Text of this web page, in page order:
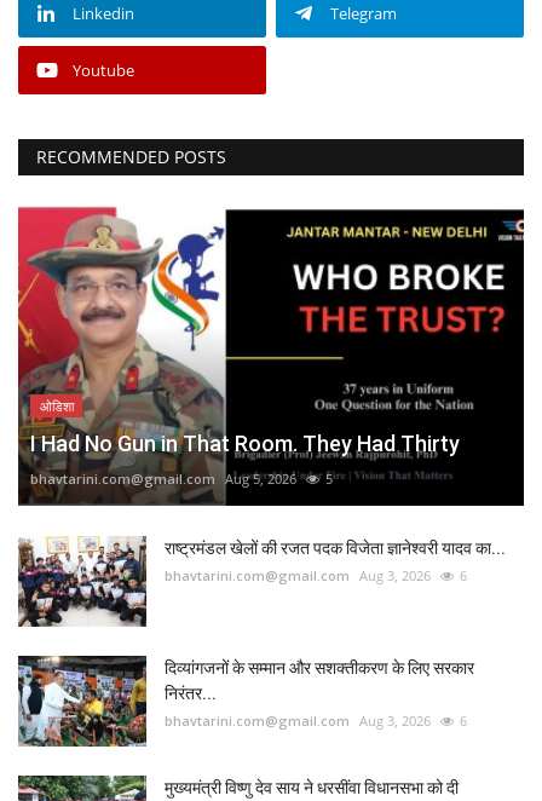
Linkedin Telegram
Youtube
RECOMMENDED POSTS
ओडिशा
I Had No Gun in That Room. They Had Thirty
bhavtarini.com@gmail.com Aug 5, 2026 5
राष्ट्रमंडल खेलों की रजत पदक विजेता ज्ञानेश्वरी यादव का...
bhavtarini.com@gmail.com Aug 3, 2026 6
दिव्यांगजनों के सम्मान और सशक्तीकरण के लिए सरकार
निरंतर...
bhavtarini.com@gmail.com Aug 3, 2026 6
मुख्यमंत्री विष्णु देव साय ने धरसींवा विधानसभा को दी